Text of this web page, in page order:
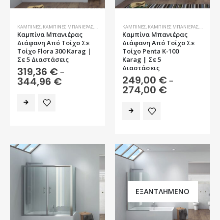
ΚΑΜΠΊΝΕΣ, ΚΑΜΠΊΝΕΣ ΜΠΑΝΙΈΡΑΣ, ΜΠΆΝΙΟ
Καμπίνα Μπανιέρας
Διάφανη Από Τοίχο Σε
Τοίχο Flora 300 Karag |
Σε 5 Διαστάσεις
319,36 € –
344,96 €Price
Αυτό
πολλαπλές
παραλλαγές.
Οι
επιλεγούν
στη
ΚΑΜΠΊΝΕΣ, ΚΑΜΠΊΝΕΣ ΜΠΑΝΙΈΡΑΣ, ΜΠΆΝΙΟ
Καμπίνα Μπανιέρας
Διάφανη Από Τοίχο Σε
Τοίχο Penta K-100
Karag | Σε 5
Διαστάσεις
249,00 € –
274,00 €Price
Αυτό
πολλαπλές
παραλλαγές.
Οι
επιλογές
μπορούν
να
ΕΞΑΝΤΛΗΜΈΝΟ